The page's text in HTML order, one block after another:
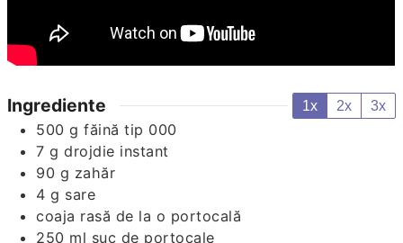
Ingrediente 1x 2x 3x
500 g făină tip 000
7 g drojdie instant
90 g zahăr
4 g sare
coaja rasă de la o portocală
250 ml suc de portocale